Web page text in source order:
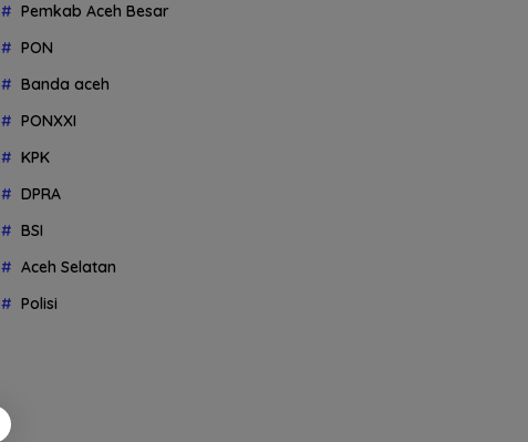
Pemkab Aceh Besar
PON
Banda aceh
PONXXI
KPK
DPRA
BSI
Aceh Selatan
Polisi